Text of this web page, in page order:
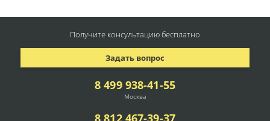
8 499 938-41-55
Москва
8 812 467-39-37
Задать вопрос
Получите консультациюбесплатно